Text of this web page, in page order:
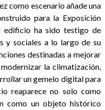
como escenario añade una
para la Exposición
edificio ha sido testigo de
y sociales a lo largo de su
destinadas a mejorar
la climatización,
un gemelo digital para
reaparece no solo como
como un objeto histórico